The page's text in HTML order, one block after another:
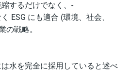
するだけでなく、-
ESG にも適合 (環境、社会、
の戦略。
水を完全に採用していると述べ